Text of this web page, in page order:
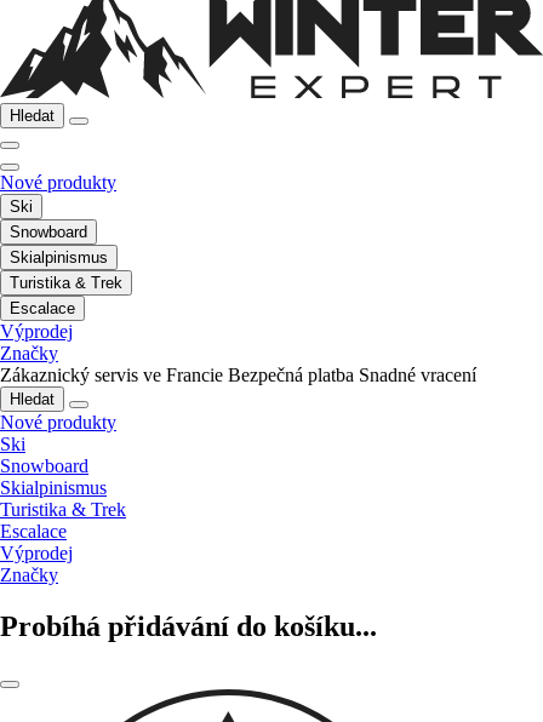
Hledat
Nové produkty
Ski
Snowboard
Skialpinismus
Turistika & Trek
Escalace
Výprodej
Značky
Zákaznický servis ve Francie Bezpečná platba Snadné vracení
Hledat
Nové produkty
Ski
Snowboard
Skialpinismus
Turistika & Trek
Escalace
Výprodej
Značky
Probíhá přidávání do košíku...